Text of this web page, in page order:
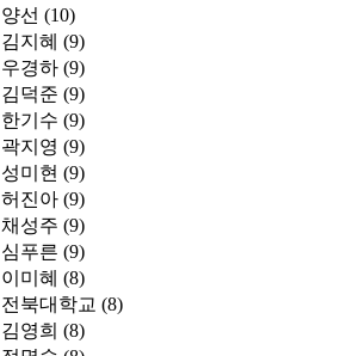
양선 (10)
김지혜 (9)
우경하 (9)
김덕준 (9)
한기수 (9)
곽지영 (9)
성미현 (9)
허진아 (9)
채성주 (9)
심푸른 (9)
이미혜 (8)
전북대학교 (8)
김영희 (8)